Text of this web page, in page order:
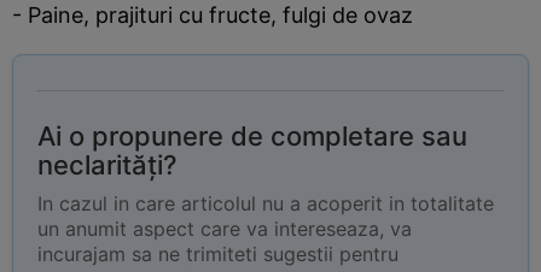
- Paine, prajituri cu fructe, fulgi de ovaz
Ai o propunere de completare sau
neclarități?
In cazul in care articolul nu a acoperit in totalitate
un anumit aspect care va intereseaza, va
incurajam sa ne trimiteti sugestii pentru